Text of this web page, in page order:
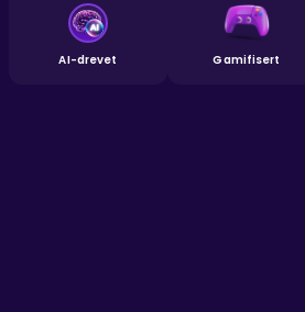
AI-drevet Gamifisert